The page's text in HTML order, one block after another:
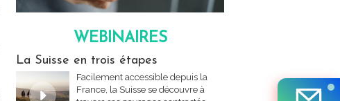
WEBINAIRES
La Suisse en trois étapes
Facilement accessible depuis la
France, la Suisse se découvre à